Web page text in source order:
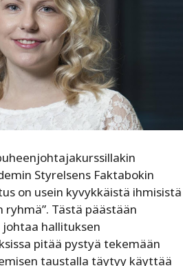
Styrelsens Faktabokin
on usein kyvykkäistä ihmisistä
Tästä päästään
hallituksen
pitää pystyä tekemään
taustalla täytyy käyttää